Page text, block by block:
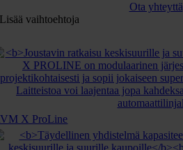
Ota yhteyttä
Lisää vaihtoehtoja
X ProLine